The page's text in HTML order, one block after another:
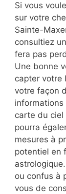
Si vous
sur votre
Sainte-
consultiez
fera pas
Une bonne
capter votre
votre façon
carte du ciel
pourra
mesures à
potentiel en
ou confus à
vous de